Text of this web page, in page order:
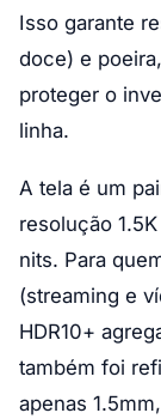
Isso garante
doce) e
proteger o
linha.
A tela é um
resolução
nits. Para
(streaming e
HDR10+
também foi
apenas